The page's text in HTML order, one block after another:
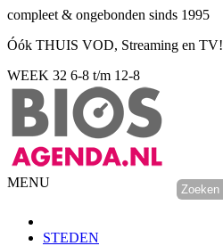
compleet & ongebonden sinds 1995
Óók THUIS VOD, Streaming en TV!
WEEK 32 6-8 t/m 12-8
MENU
STEDEN